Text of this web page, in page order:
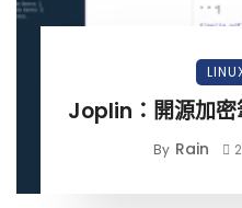
Joplin：開源加密
By Rain